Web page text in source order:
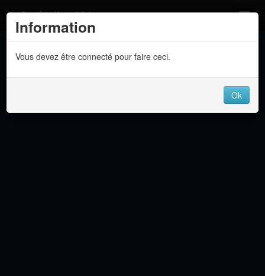
Information
Vous devez être connecté pour faire ceci.
Ok
Atelier 801
Dev Tracker
Langue